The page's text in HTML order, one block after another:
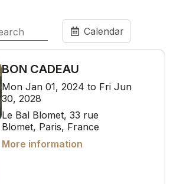
Calendar
BON CADEAU
Mon Jan 01, 2024 to Fri Jun
30, 2028
Le Bal Blomet, 33 rue
Blomet, Paris, France
More information